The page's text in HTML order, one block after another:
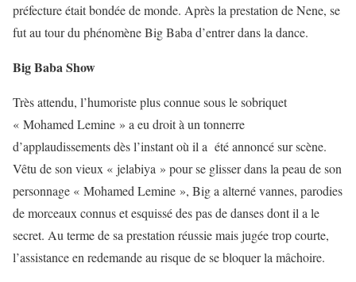
préfecture était bondée de monde. Après la prestation de Nene, se
fut au tour du phénomène Big Baba d’entrer dans la dance.
Big Baba Show
Très attendu, l’humoriste plus connue sous le sobriquet
« Mohamed Lemine » a eu droit à un tonnerre
d’applaudissements dès l’instant où il a été annoncé sur scène.
Vêtu de son vieux « jelabiya » pour se glisser dans la peau de son
personnage « Mohamed Lemine », Big a alterné vannes, parodies
de morceaux connus et esquissé des pas de danses dont il a le
secret. Au terme de sa prestation réussie mais jugée trop courte,
l’assistance en redemande au risque de se bloquer la mâchoire.